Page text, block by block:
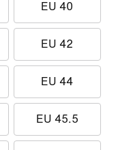
EU 40
EU 42
EU 44
EU 45.5